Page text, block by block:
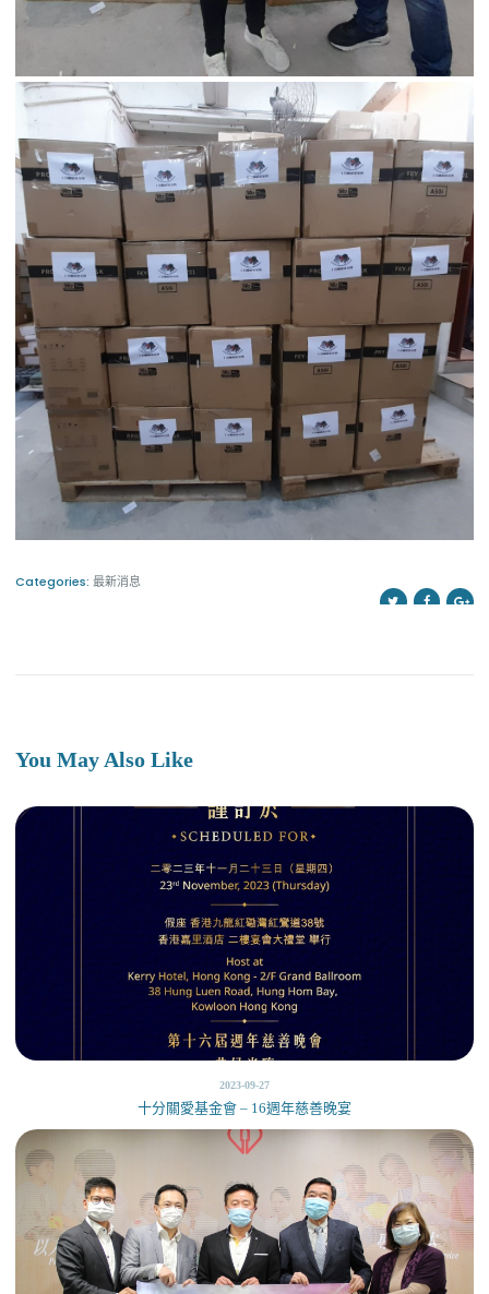
Categories: 最新消息
You May Also Like
2023-09-27
十分關愛基金會 – 16週年慈善晚宴